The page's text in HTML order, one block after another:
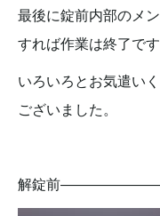
最後に錠前内部のメ
すれば作業は終了です
いろいろとお気遣い
ございました。
解錠前